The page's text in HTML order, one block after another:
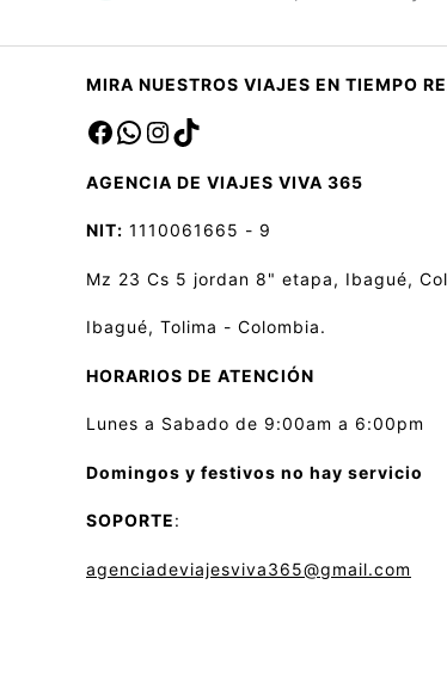
MIRA NUESTROS VIAJES EN TIEMPO
Facebook
saInstagram
TikTok
AGENCIA DE VIAJES VIVA 365
NIT: 1110061665 - 9
Mz 23 Cs 5 jordan 8" etapa, Ibagué,
Ibagué, Tolima - Colombia.
HORARIOS DE ATENCIÓN
Lunes a Sabado de 9:00am a 6:00pm
Domingos y festivos no hay servicio
SOPORTE:
agenciadeviajesviva365@gmail.com